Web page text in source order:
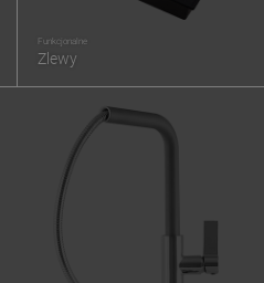
Funkcjonalne
Zlewy